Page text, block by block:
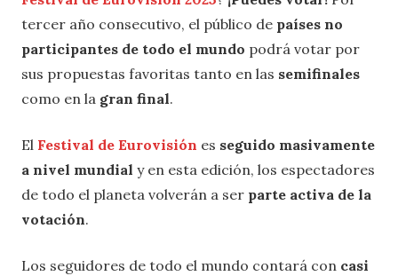
tercer año consecutivo, el público de países no
participantes de todo el mundo podrá votar por
sus propuestas favoritas tanto en las semifinales
como en la gran final.
El Festival de Eurovisión es seguido masivamente
a nivel mundial y en esta edición, los espectadores
de todo el planeta volverán a ser parte activa de la
votación.
Los seguidores de todo el mundo contará con casi